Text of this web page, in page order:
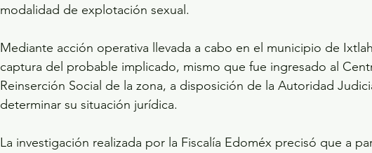
modalidad de explotación sexual.
Mediante acción operativa llevada a cabo en el municipio de
captura del probable implicado, mismo que fue ingresado al
Reinserción Social de la zona, a disposición de la Autoridad
determinar su situación jurídica.
La investigación realizada por la Fiscalía Edoméx precisó que a